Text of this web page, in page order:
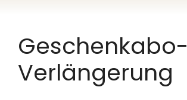
Geschenkabo-
Verlängerung